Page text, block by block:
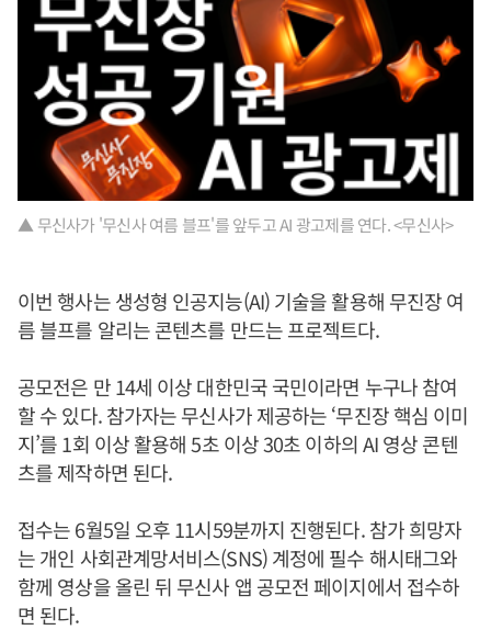
▲ 무신사가 '무신사 여름 블프'를 앞두고 AI 광고제를 연다. <무신사>
이번 행사는 생성형 인공지능(AI) 기술을 활용해 무진장 여
름 블프를 알리는 콘텐츠를 만드는 프로젝트다.
공모전은 만 14세 이상 대한민국 국민이라면 누구나 참여
할 수 있다. 참가자는 무신사가 제공하는 ‘무진장 핵심 이미
지’를 1회 이상 활용해 5초 이상 30초 이하의 AI 영상 콘텐
츠를 제작하면 된다.
접수는 6월5일 오후 11시59분까지 진행된다. 참가 희망자
는 개인 사회관계망서비스(SNS) 계정에 필수 해시태그와
함께 영상을 올린 뒤 무신사 앱 공모전 페이지에서 접수하
면 된다.